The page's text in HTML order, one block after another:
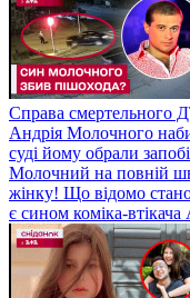
Справа смертельного
Андрія Молочного
суді йому обрали
Молочний на повній
жінку! Що відомо
є сином коміка-